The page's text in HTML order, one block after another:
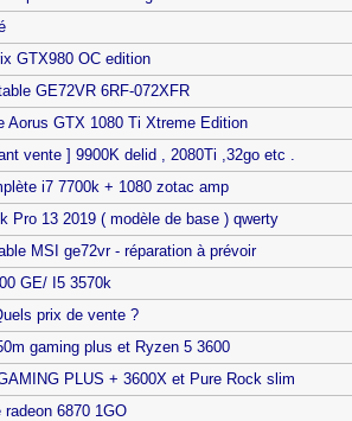
GTX980 OC edition
GE72VR 6RF-072XFR
Aorus GTX 1080 Ti Xtreme Edition
vente ] 9900K delid , 2080Ti ,32go etc .
i7 7700k + 1080 zotac amp
Pro 13 2019 ( modèle de base ) qwerty
MSI ge72vr - réparation à prévoir
GE/ I5 3570k
prix de vente ?
gaming plus et Ryzen 5 3600
PLUS + 3600X et Pure Rock slim
6870 1GO